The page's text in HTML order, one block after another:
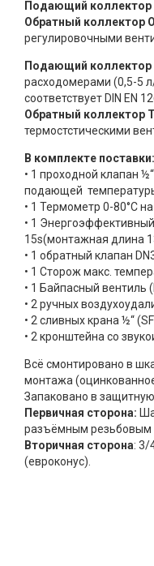
Подающий коллектор
Обратный коллектор
регулировочными
Подающий коллектор
расходомерами (0,5-5
соответствует DIN EN
Обратный коллектор
термостстическими
В комплекте поставки:
• 1 проходной клапан
подающей
• 1 Термометр 0-80°C
• 1
15s(монтажная длина
• 1 обратный клапан
• 1 Сторож макс.
• 1 Байпасный вентиль
• 2 ручных
• 2 сливных крана ½“
• 2 кронштейна со
Всё смонтировано в
монтажа
Запаковано в
Первичная сторона:
разъёмным резьбовым
Вторичная сторона: 3/
(евроконус).